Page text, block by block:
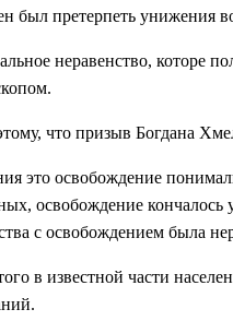
был претерпеть унижения
неравенство, которе
что призыв Богдана
это освобождение
освобождение кончалось
с освобождением была
в известной части